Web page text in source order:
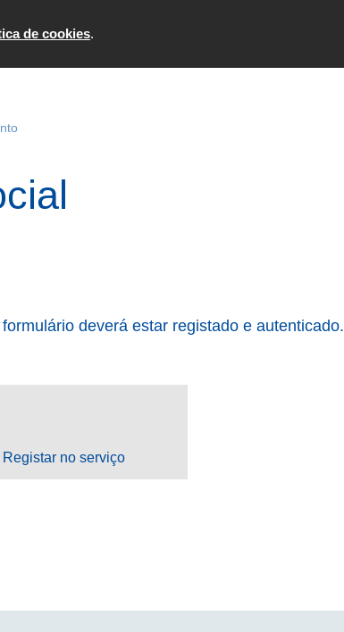
de cookies.
Formulários
deverá estar registado e autenticado.
Registar no serviço